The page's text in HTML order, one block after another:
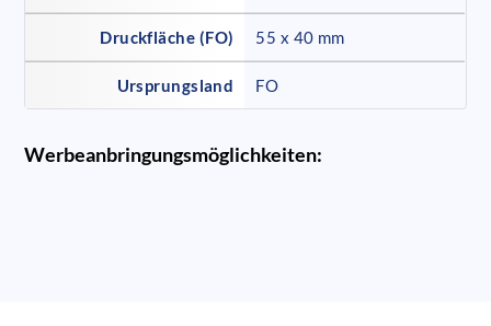
Druckfläche (FO) 55 x 40 mm
Ursprungsland FO
Werbeanbringungsmöglichkeiten: